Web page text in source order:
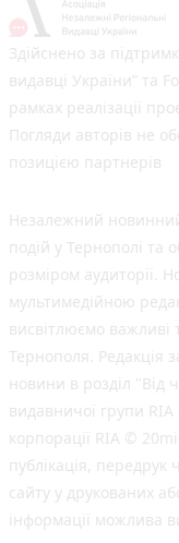
Здійснено за
видавці України” та
рамках реалізації
Погляди авторів не
позицією партнерів
Незалежний
подій у Тернополі та
розміром аудиторії.
мультимедійною
висвітлюємо важливі
Тернополя. Редакція
новини в розділ "Від
видавничої групи
корпорації RIA ©
публiкацiя, передрук
сайту у друкованих
інформації можлива